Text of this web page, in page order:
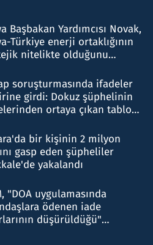
Başbakan Yardımcısı Novak,
Türkiye enerji ortaklığının
nitelikte olduğunu
soruşturmasında ifadeler
girdi: Dokuz şüphelinin
ortaya çıkan tablo
bir kişinin 2 milyon
gasp eden şüpheliler
yakalandı
"DOA uygulamasında
ödenen iade
düşürüldüğü"